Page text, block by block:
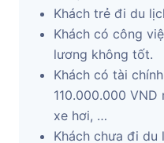
Khách trẻ đi du
Khách có công
lương không tốt.
Khách có tài
110.000.000
xe hơi, …
Khách chưa đi du